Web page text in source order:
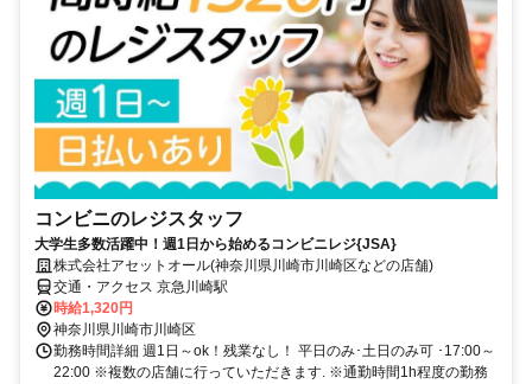
コンビニのレジスタッフ
大学生多数活躍中！週1日から始めるコンビニレジ{JSA}
株式会社アセットオール(神奈川県川崎市川崎区などの店舗)
交通・アクセス 京急川崎駅
時給1,320円
神奈川県川崎市川崎区
勤務時間詳細 週1日～ok！残業なし！ 平日のみ･土日のみ可 ･17:00～
22:00 ※複数の店舗に行っていただきます. ※通勤時間1h程度の勤務